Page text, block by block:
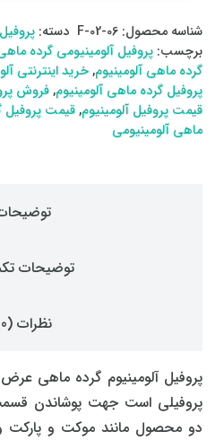
شناسه محصول: F-02-06 دسته:
برچسب: پروفیل آلومینیومی گرده
گرده ماهی آلومینیوم,خرید اینترنتی
پروفیل گرده ماهی آلومینیوم,فروش
قیمت پروفیل آلومینیوم,قیمت پروفیل
ماهی آلومینیومی
توضیحات
نظرات (0)
پروفیلی است جهت پوشاندن
دو محصول مانند موکت و پارکت